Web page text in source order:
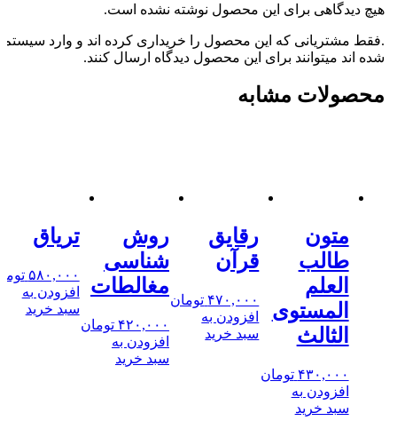
هیچ دیدگاهی برای این محصول نوشته نشده است.
.فقط مشتریانی که این محصول را خریداری کرده اند و وارد سیستم
شده اند میتوانند برای این محصول دیدگاه ارسال کنند.
محصولات مشابه
متون
طالب
العلم
المستوی
الثالث
۴۳۰,۰۰۰ تومان
افزودن به
سبد خرید
رقایق
قرآن
۴۷۰,۰۰۰ تومان
افزودن به
سبد خرید
روش
شناسی
مغالطات
۴۲۰,۰۰۰ تومان
افزودن به
سبد خرید
تریاق
۵۸۰,۰۰۰
افزودن به
سبد خرید